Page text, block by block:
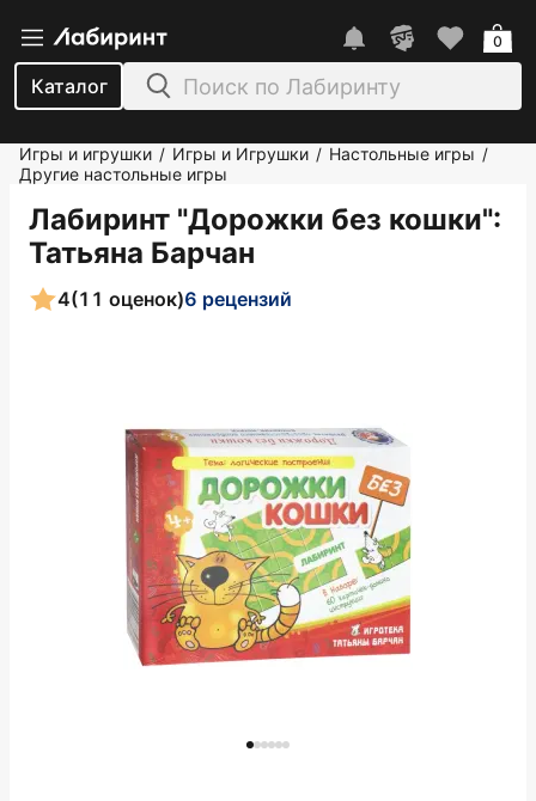
Каталог
0
Игры и игрушки / Игры и Игрушки / Настольные игры /
Другие настольные игры
Лабиринт "Дорожки без кошки":
Татьяна Барчан
4(11 оценок)6 рецензий